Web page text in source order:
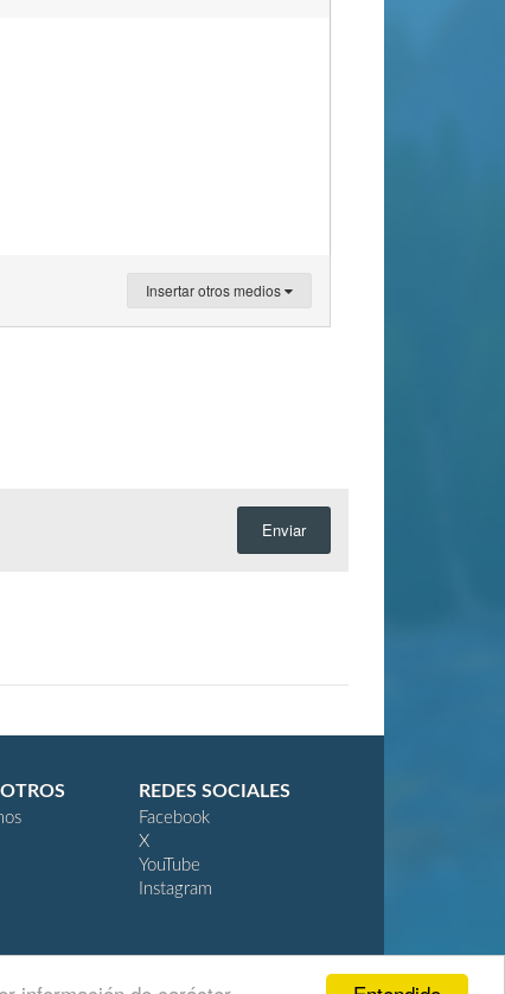
Insertar otros medios
Enviar
REDES SOCIALES
Facebook
X
YouTube
Instagram